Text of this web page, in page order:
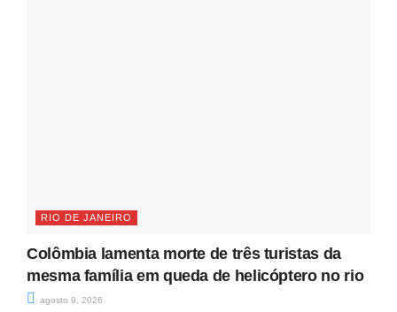
RIO DE JANEIRO
Colômbia lamenta morte de três turistas da
mesma família em queda de helicóptero no rio
agosto 9, 2026